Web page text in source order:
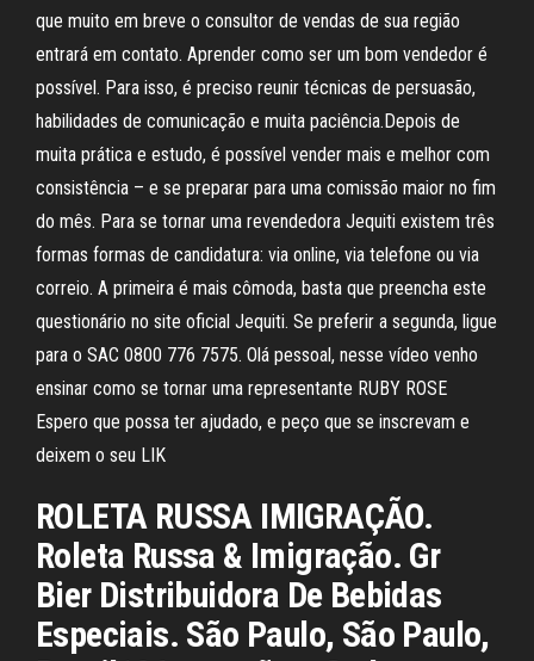
que muito em breve o consultor de vendas de sua região
entrará em contato. Aprender como ser um bom vendedor é
possível. Para isso, é preciso reunir técnicas de persuasão,
habilidades de comunicação e muita paciência.Depois de
muita prática e estudo, é possível vender mais e melhor com
consistência – e se preparar para uma comissão maior no fim
do mês. Para se tornar uma revendedora Jequiti existem três
formas formas de candidatura: via online, via telefone ou via
correio. A primeira é mais cômoda, basta que preencha este
questionário no site oficial Jequiti. Se preferir a segunda, ligue
para o SAC 0800 776 7575. Olá pessoal, nesse vídeo venho
ensinar como se tornar uma representante RUBY ROSE
Espero que possa ter ajudado, e peço que se inscrevam e
deixem o seu LIK
ROLETA RUSSA IMIGRAÇÃO.
Roleta Russa & Imigração. Gr
Bier Distribuidora De Bebidas
Especiais. São Paulo, São Paulo,